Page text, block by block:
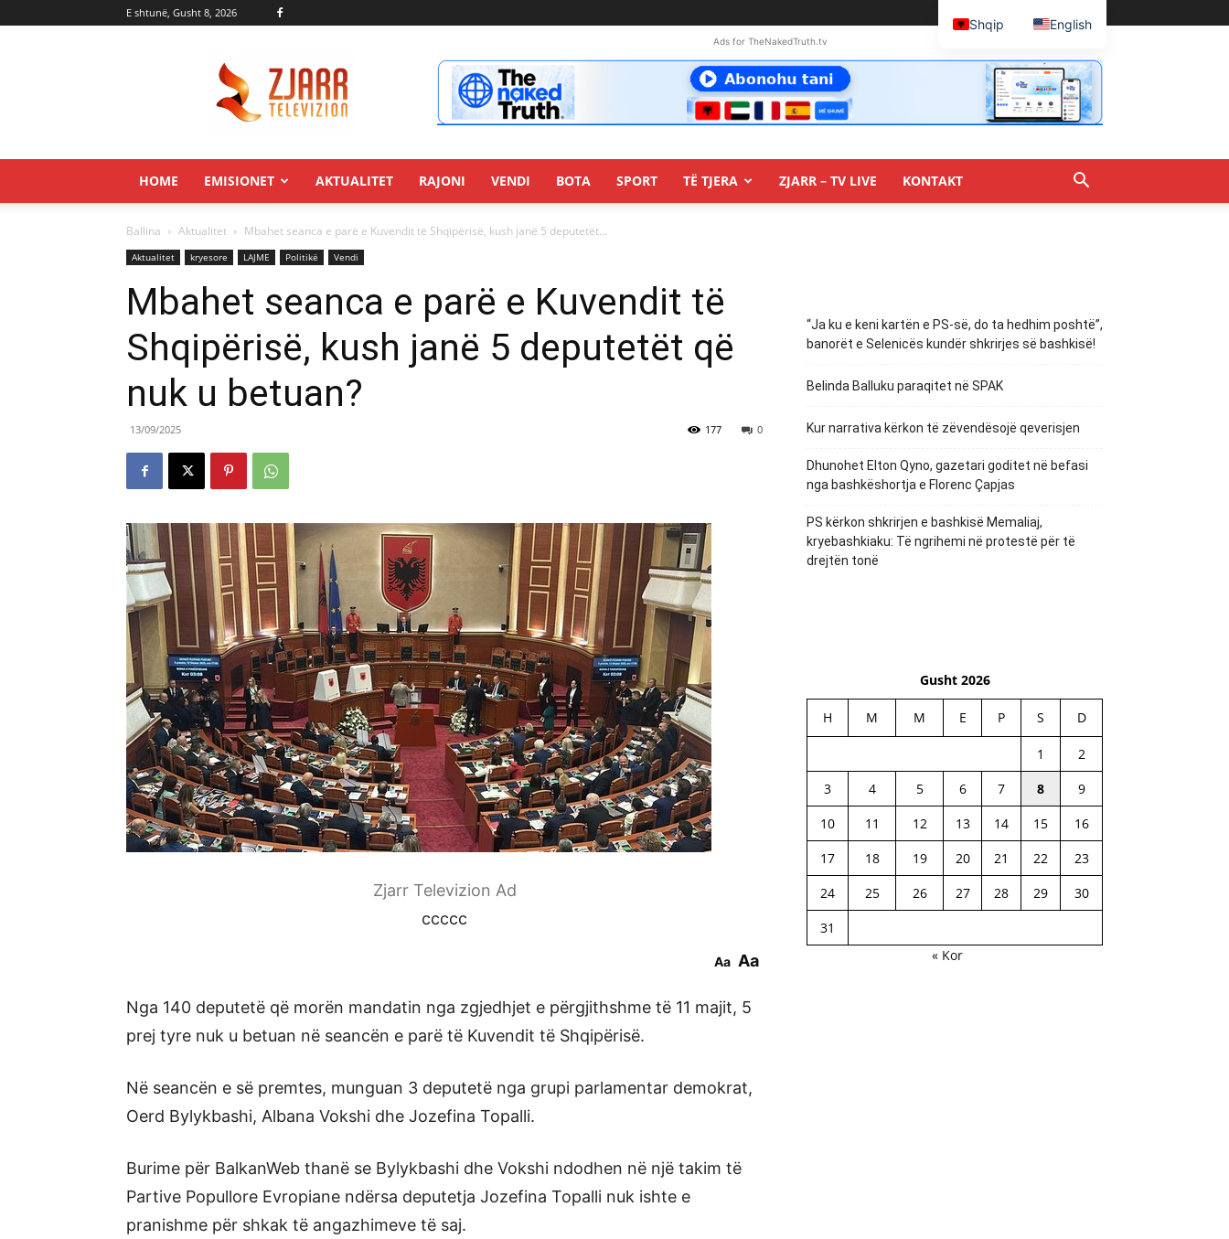
E shtunë, Gusht 8, 2026
Ads for TheNakedTruth.tv
HOME EMISIONET AKTUALITET RAJONI VENDI BOTA SPORT TË TJERA ZJARR – TV LIVE KONTAKT
Ballina Aktualitet Mbahet seanca e parë e Kuvendit të Shqipërisë, kush janë 5 deputetët...
Aktualitet kryesore LAJME Politikë Vendi
Mbahet seanca e parë e Kuvendit të
Shqipërisë, kush janë 5 deputetët që
nuk u betuan?
13/09/2025 0
177
Zjarr Televizion Ad
ccccc
Aa Aa
Nga 140 deputetë që morën mandatin nga zgjedhjet e përgjithshme të 11 majit, 5
prej tyre nuk u betuan në seancën e parë të Kuvendit të Shqipërisë.
Në seancën e së premtes, munguan 3 deputetë nga grupi parlamentar demokrat,
Oerd Bylykbashi, Albana Vokshi dhe Jozefina Topalli.
Burime për BalkanWeb thanë se Bylykbashi dhe Vokshi ndodhen në një takim të
Partive Popullore Evropiane ndërsa deputetja Jozefina Topalli nuk ishte e
pranishme për shkak të angazhimeve të saj.
“Ja ku e keni kartën e PS-së, do ta hedhim poshtë”,
banorët e Selenicës kundër shkrirjes së bashkisë!
Belinda Balluku paraqitet në SPAK
Kur narrativa kërkon të zëvendësojë qeverisjen
Dhunohet Elton Qyno, gazetari goditet në befasi
nga bashkëshortja e Florenc Çapjas
PS kërkon shkrirjen e bashkisë Memaliaj,
kryebashkiaku: Të ngrihemi në protestë për të
drejtën tonë
Gusht 2026
H M M E P S D
1
2
3
4 5 6 7 8
9
10
11 12 13 14 15
16
17
18 19 20 21 22
23
24
25 26 27 28 29
30
31
« Kor
Shqip English